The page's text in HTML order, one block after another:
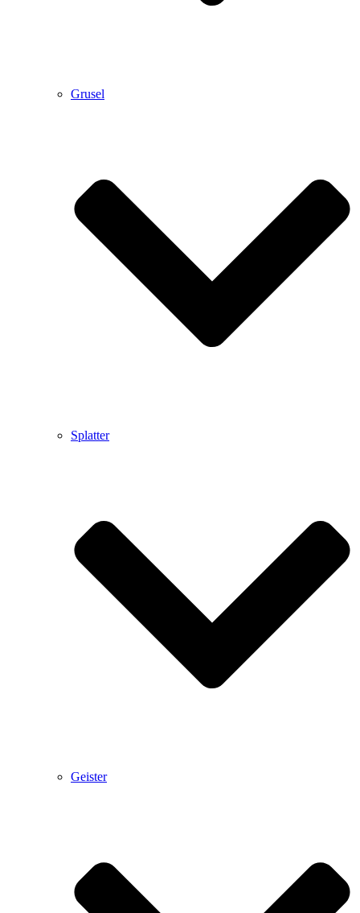
Grusel
Splatter
Geister